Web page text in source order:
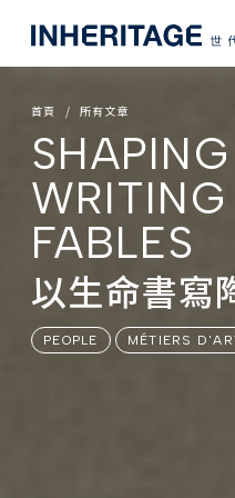
首頁 所有文章
FABLES
以生命書寫
PEOPLE MÉTIERS